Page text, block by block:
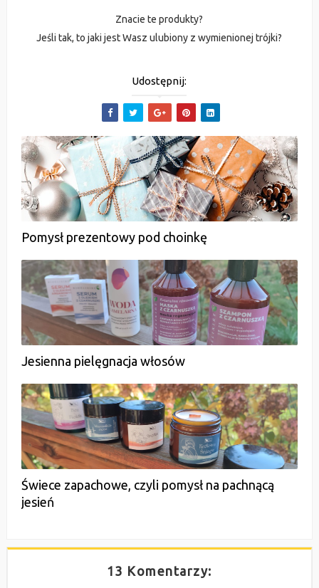
Znacie te produkty?
Jeśli tak, to jaki jest Wasz ulubiony z wymienionej trójki?
Udostępnij:
Pomysł prezentowy pod choinkę
Jesienna pielęgnacja włosów
Świece zapachowe, czyli pomysł na pachnącą
jesień
13 Komentarzy: